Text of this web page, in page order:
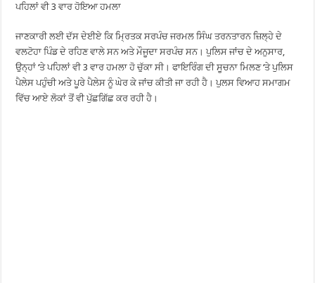
ਪਹਿਲਾਂ ਵੀ 3 ਵਾਰ ਹੋਇਆ ਹਮਲਾ
ਜਾਣਕਾਰੀ ਲਈ ਦੱਸ ਦੇਈਏ ਕਿ ਮ੍ਰਿਤਕ ਸਰਪੰਚ ਜਰਮਲ ਸਿੰਘ ਤਰਨਤਾਰਨ ਜ਼ਿਲ੍ਹੇ ਦੇ
ਵਲਟੋਹਾ ਪਿੰਡ ਦੇ ਰਹਿਣ ਵਾਲੇ ਸਨ ਅਤੇ ਮੌਜੂਦਾ ਸਰਪੰਚ ਸਨ। ਪੁਲਿਸ ਜਾਂਚ ਦੇ ਅਨੁਸਾਰ,
ਉਨ੍ਹਾਂ ‘ਤੇ ਪਹਿਲਾਂ ਵੀ 3 ਵਾਰ ਹਮਲਾ ਹੋ ਚੁੱਕਾ ਸੀ। ਫਾਇਰਿੰਗ ਦੀ ਸੂਚਨਾ ਮਿਲਣ ‘ਤੇ ਪੁਲਿਸ
ਪੈਲੇਸ ਪਹੁੰਚੀ ਅਤੇ ਪੂਰੇ ਪੈਲੇਸ ਨੂੰ ਘੇਰ ਕੇ ਜਾਂਚ ਕੀਤੀ ਜਾ ਰਹੀ ਹੈ। ਪੁਲਸ ਵਿਆਹ ਸਮਾਗਮ
ਵਿੱਚ ਆਏ ਲੋਕਾਂ ਤੋਂ ਵੀ ਪੁੱਛਗਿੱਛ ਕਰ ਰਹੀ ਹੈ।